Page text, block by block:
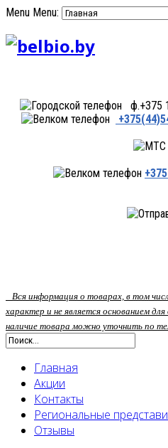
Menu Menu:
ф.+375
Вся информация о товарах, в том
характер и не является основанием
наличие товара можно уточнить по
Главная
Акции
Контакты
Региональные
Отзывы